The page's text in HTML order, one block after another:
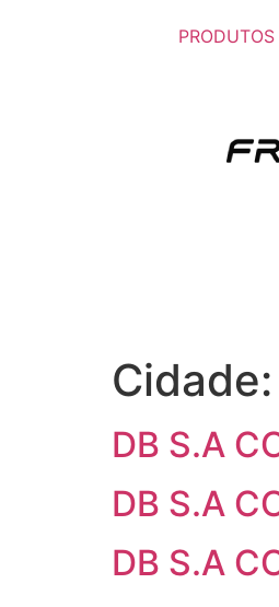
Cidade:
DB S.A
DB S.A
DB S.A